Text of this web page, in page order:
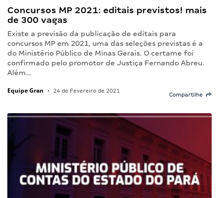
Concursos MP 2021: editais previstos! mais
de 300 vagas
Existe a previsão da publicação de editais para
concursos MP em 2021, uma das seleções previstas é a
do Ministério Público de Minas Gerais. O certame foi
confirmado pelo promotor de Justiça Fernando Abreu.
Além…
Equipe Gran • 24 de Fevereiro de 2021
Compartilhe